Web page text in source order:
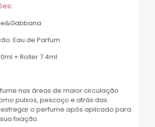
Eau de Parfum
+ Roller 7.4ml
nas áreas de maior circulação
pulsos, pescoço e atrás das
esfregar o perfume após aplicado para
fixação.